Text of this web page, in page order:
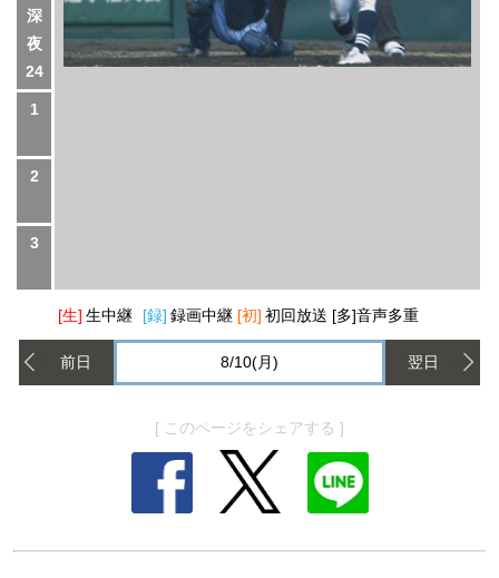
深
夜
24
1
2
3
[生] 生中継 [録] 録画中継 [初] 初回放送 [多]音声多重
前日 8/10(月) 翌日
[ このページをシェアする ]